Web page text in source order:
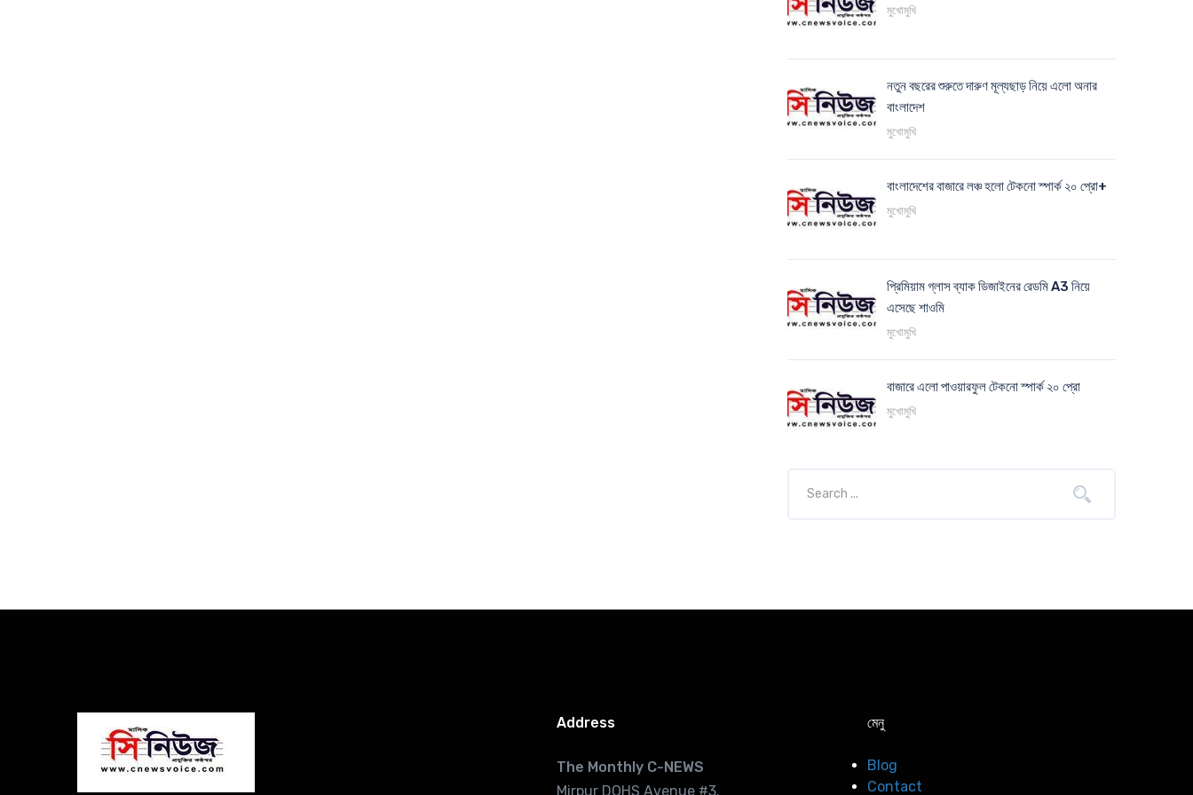
মুখোমুখি
নতুন বছরের শুরুতে দারুণ মূল্যছাড় নিয়ে এলো অনার
বাংলাদেশ
মুখোমুখি
বাংলাদেশের বাজারে লঞ্চ হলো টেকনো স্পার্ক ২০ প্রো+
মুখোমুখি
প্রিমিয়াম গ্লাস ব্যাক ডিজাইনের রেডমি A3 নিয়ে
এসেছে শাওমি
মুখোমুখি
বাজারে এলো পাওয়ারফুল টেকনো স্পার্ক ২০ প্রো
মুখোমুখি
Address
The Monthly C-NEWS
Mirpur DOHS Avenue #3.
মেনু
Blog
Contact